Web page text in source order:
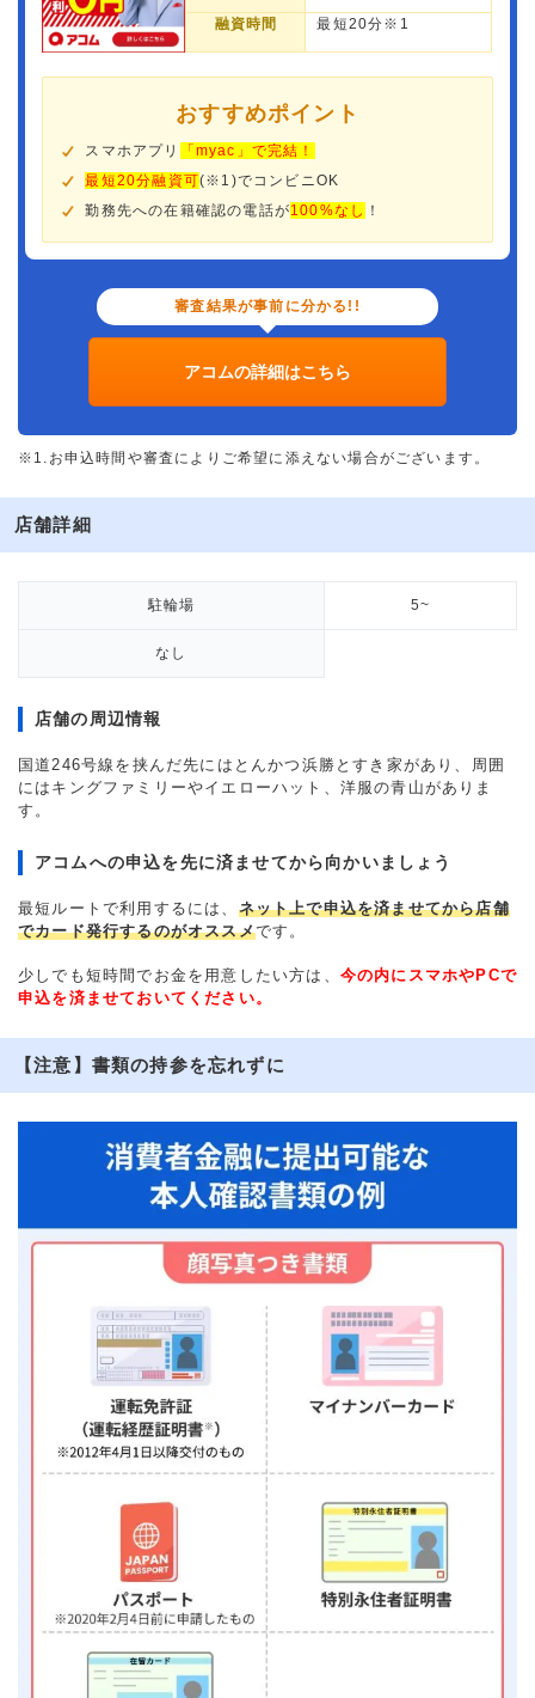
融資時間 最短20分※1
おすすめポイント
スマホアプリ
「myac」で完結！
最短20分融資可(※1)でコンビニOK
勤務先への在籍確認の電話が100%なし ！
審査結果が事前に分かる!!
アコムの詳細はこちら
※1.お申込時間や審査によりご希望に添えない場合がございます。
店舗詳細
駐輪場 5~
なし
店舗の周辺情報
国道246号線を挟んだ先にはとんかつ浜勝とすき家があり、周囲
にはキングファミリーやイエローハット、洋服の青山がありま
す。
アコムへの申込を先に済ませてから向かいましょう
最短ルートで利用するには、 ネット上で申込を済ませてから店舗
でカード発行するのがオススメです。
少しでも短時間でお金を用意したい方は、 今の内にスマホやPCで
申込を済ませておいてください。
【注意】書類の持参を忘れずに